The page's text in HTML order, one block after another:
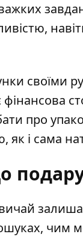
своїми
про
як і сама
чим